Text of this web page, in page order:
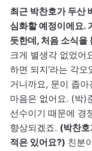
최근 박찬호가 두산
심화할 예정이에요.
듯한데, 처음 소식을
크게 별생각 없었어
하면 되지’라는 각
거니까요, 문이 좁
마음은 없어요. (박)
선수이기 때문에 경
향상되겠죠. (박찬호
적은 있어요?) 친분